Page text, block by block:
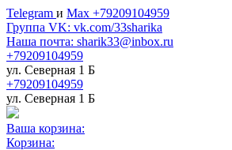
Telegram и Max +79209104959
Группа VK: vk.com/33sharika
Наша почта: sharik33@inbox.ru
+79209104959
ул. Северная 1 Б
+79209104959
ул. Северная 1 Б
Ваша корзина:
Корзина: